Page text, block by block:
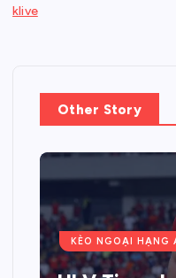
klive
Other Story
KÈO NGOẠI HẠNG